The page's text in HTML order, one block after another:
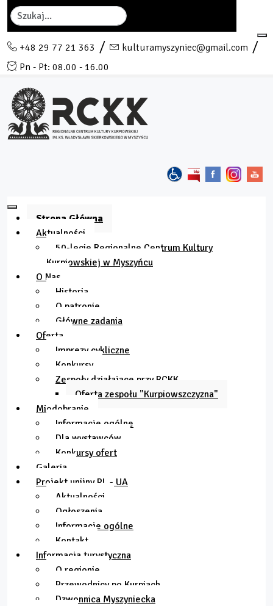
Szukaj
+48 29 77 21 363
kulturamyszyniec@gmail.com
Pn - Pt: 08.00 - 16.00
Strona Główna
Aktualności
50-lecie Regionalne Centrum Kultury
Kurpiowskiej w Myszyńcu
O Nas
Historia
O patronie
Główne zadania
Oferta
Imprezy cykliczne
Konkursy
Zespoły działające przy RCKK
Oferta zespołu "Kurpiowszczyzna"
Miodobranie
Informacje ogólne
Dla wystawców
Konkursy ofert
Galeria
Projekt unijny PL - UA
Aktualności
Ogłoszenia
Informacje ogólne
Kontakt
Informacja turystyczna
O regionie
Przewodnicy po Kurpiach
Dzwonnica Myszyniecka